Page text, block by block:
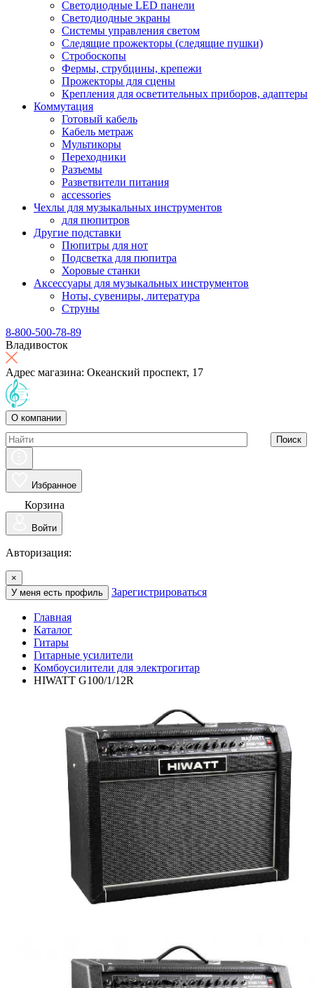
Светодиодные LED панели
Светодиодные экраны
Системы управления светом
Следящие прожекторы (следящие пушки)
Стробоскопы
Фермы, струбцины, крепежи
Прожекторы для сцены
Крепления для осветительных приборов, адаптеры
Коммутация
Готовый кабель
Кабель метраж
Мультикоры
Переходники
Разъемы
Разветвители питания
accessories
Чехлы для музыкальных инструментов
для пюпитров
Другие подставки
Пюпитры для нот
Подсветка для пюпитра
Хоровые станки
Аксессуары для музыкальных инструментов
Ноты, сувениры, литература
Струны
8-800-500-78-89
Владивосток
Адрес магазина: Океанский проспект, 17
О компании
Поиск
Избранное
Корзина
Войти
Авторизация:
×
У меня есть профиль
Зарегистрироваться
Главная
Каталог
Гитары
Гитарные усилители
Комбоусилители для электрогитар
HIWATT G100/1/12R